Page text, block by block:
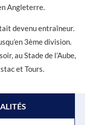
Angleterre.
devenu entraîneur.
3ème division.
au Stade de l’Aube,
et Tours.